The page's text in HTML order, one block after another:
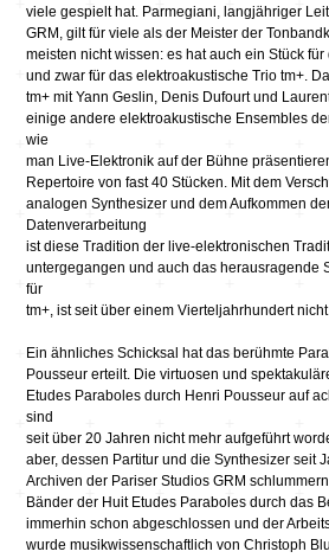
viele gespielt hat. Parmegiani, langjähriger
GRM, gilt für viele als der Meister der
meisten nicht wissen: es hat auch ein Stück
und zwar für das elektroakustische Trio tm+.
tm+ mit Yann Geslin, Denis Dufourt und
einige andere elektroakustische Ensembles
wie
man Live-Elektronik auf der Bühne
Repertoire von fast 40 Stücken. Mit dem
analogen Synthesizer und dem Aufkommen
Datenverarbeitung
ist diese Tradition der live-elektronischen
untergegangen und auch das herausragende
für
tm+, ist seit über einem Vierteljahrhundert
Ein ähnliches Schicksal hat das berühmte
Pousseur erteilt. Die virtuosen und
Etudes Paraboles durch Henri Pousseur auf
sind
seit über 20 Jahren nicht mehr aufgeführt
aber, dessen Partitur und die Synthesizer seit
Archiven der Pariser Studios GRM
Bänder der Huit Etudes Paraboles durch das
immerhin schon abgeschlossen und der
wurde musikwissenschaftlich von Christoph